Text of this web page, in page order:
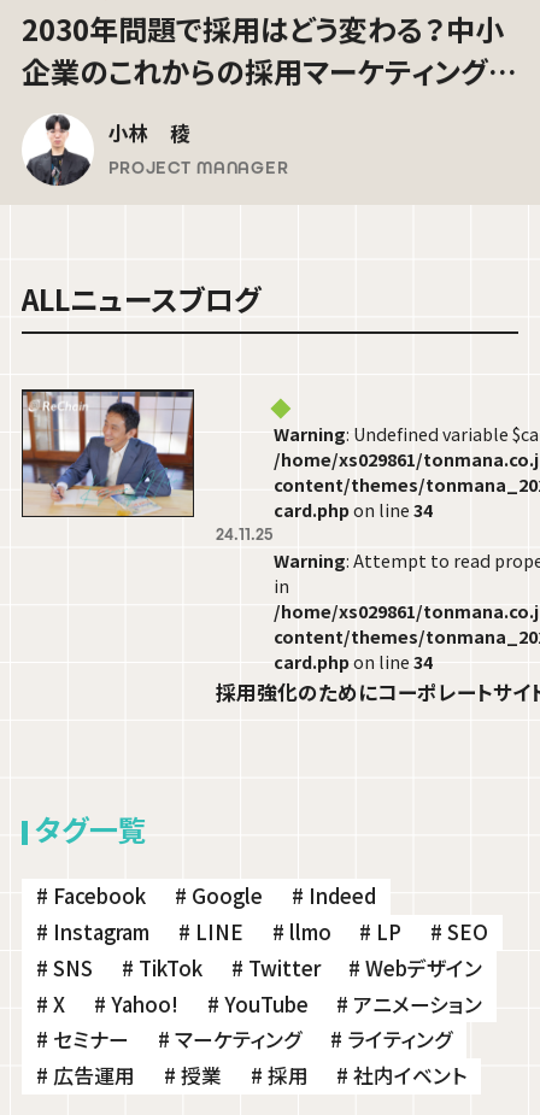
2030年問題で採用はどう変わる？中小
企業のこれからの採用マーケティング入
門
小林 稜
PROJECT MANAGER
LLMOとは？AI検索時代のWeb集客と
PROJECT MANAGER
ALLニュースブログ
24.11.25
Warning: Undefined variable
/home/xs029861/
content/themes/
card.phpon line34
Warning: Attempt to read
in
/home/xs029861/
content/themes/
card.phpon line34
採用強化のためにコーポレートサイ
タグ一覧
# Facebook # Google
# Indeed
# Instagram
# LINE # llmo # LP
# SEO
# SNS
# TikTok # Twitter
# Webデザイン
# X
# Yahoo! # YouTube
# アニメーション
# セミナー
# マーケティング
# ライティング
# 広告運用
# 授業 # 採用 # 社内イベント